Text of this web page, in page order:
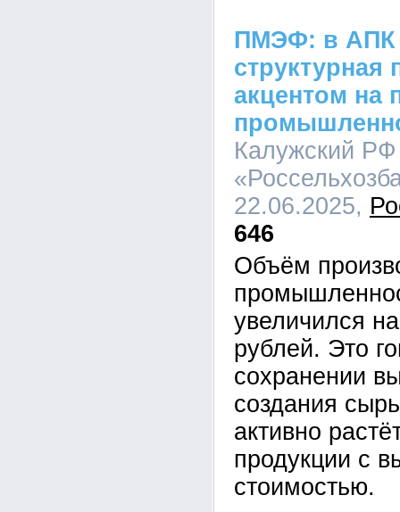
ПМЭФ: в АПК
структурная
акцентом на
Калужский
22.06.2025,
646
Объём
увеличился
рублей. Это
сохранении
создания
активно
продукции с
стоимостью.